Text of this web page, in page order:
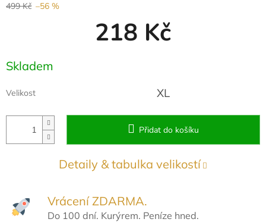
499 Kč –56 %
218 Kč
Měrná
cena:
Skladem
Velikost XL
Přidat do košíku
Detaily & tabulka velikostí
Vrácení ZDARMA.
Do 100 dní. Kurýrem. Peníze hned.